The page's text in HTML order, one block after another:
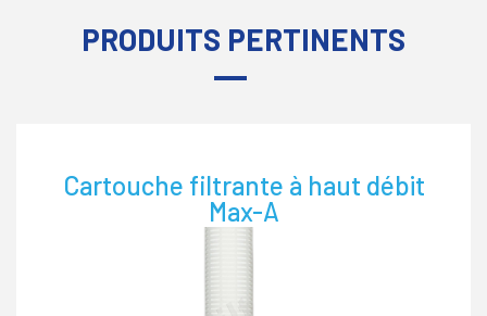
PRODUITS PERTINENTS
Cartouche filtrante à haut débit
Max-A